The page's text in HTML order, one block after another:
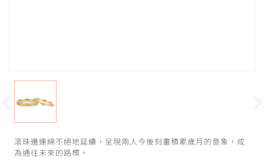
滾珠邊連綿不絕地延續，呈現兩人今後刻畫積累歲月的意象，成
為通往未來的路標。